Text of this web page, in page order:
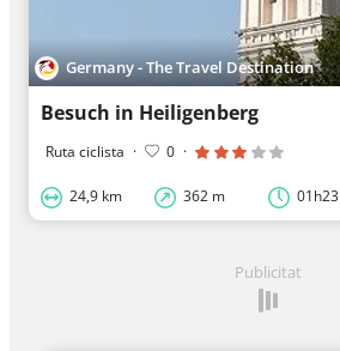
Germany - The Travel Destination
Besuch in Heiligenberg
Ruta ciclista · 0 ·
24,9 km 362 m 01h23
Publicitat